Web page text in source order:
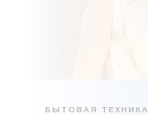
БЫТОВАЯ ТЕХНИКА